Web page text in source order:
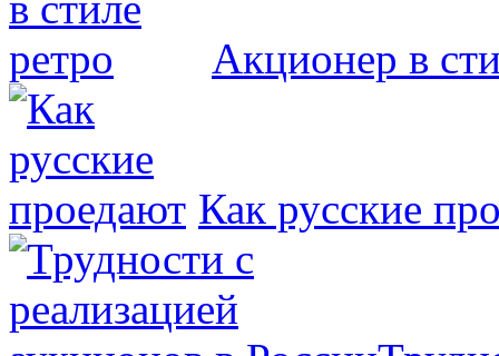
Акционер в
Как русские